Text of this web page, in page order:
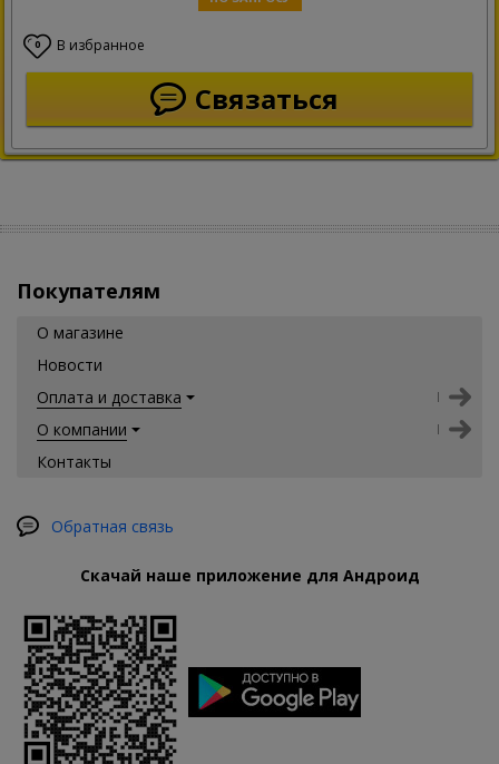
0 В избранное
Связаться
Покупателям
О магазине
Новости
Оплата и доставка
О компании
Контакты
Обратная связь
Скачай наше приложение для Андроид